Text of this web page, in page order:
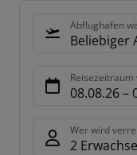
Abflughafen
Beliebiger
Reisezeitraum
08.08.26–
Wer wird
2